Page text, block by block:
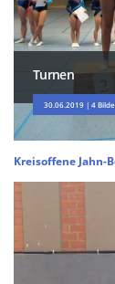
Turnen
30.06.2019 | 4
Kreisoffene